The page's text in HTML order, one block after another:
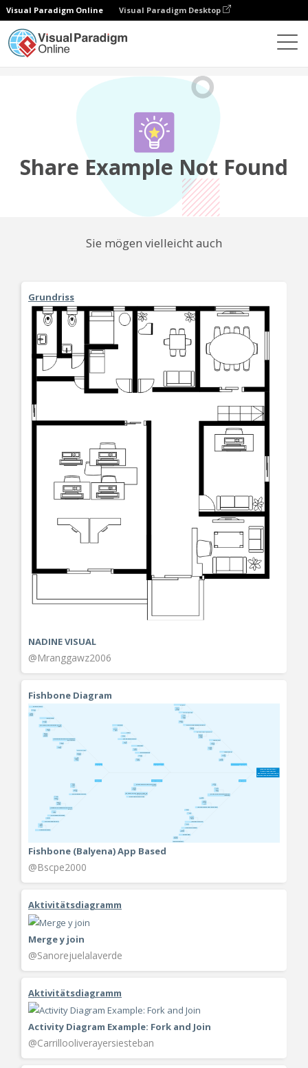
Visual Paradigm Online Visual Paradigm Desktop
Share Example Not Found
Sie mögen vielleicht auch
Grundriss
NADINE VISUAL
@Mranggawz2006
Fishbone Diagram
Fishbone (Balyena) App Based
@Bscpe2000
Aktivitätsdiagramm
Merge y join
@Sanorejuelalaverde
Aktivitätsdiagramm
Activity Diagram Example: Fork and Join
@Carrillooliverayersiesteban